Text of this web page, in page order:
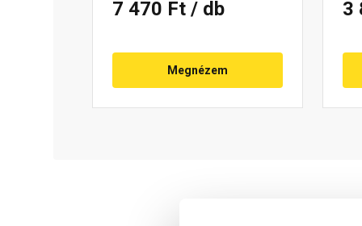
7 470 Ft / db
Megnézem
3